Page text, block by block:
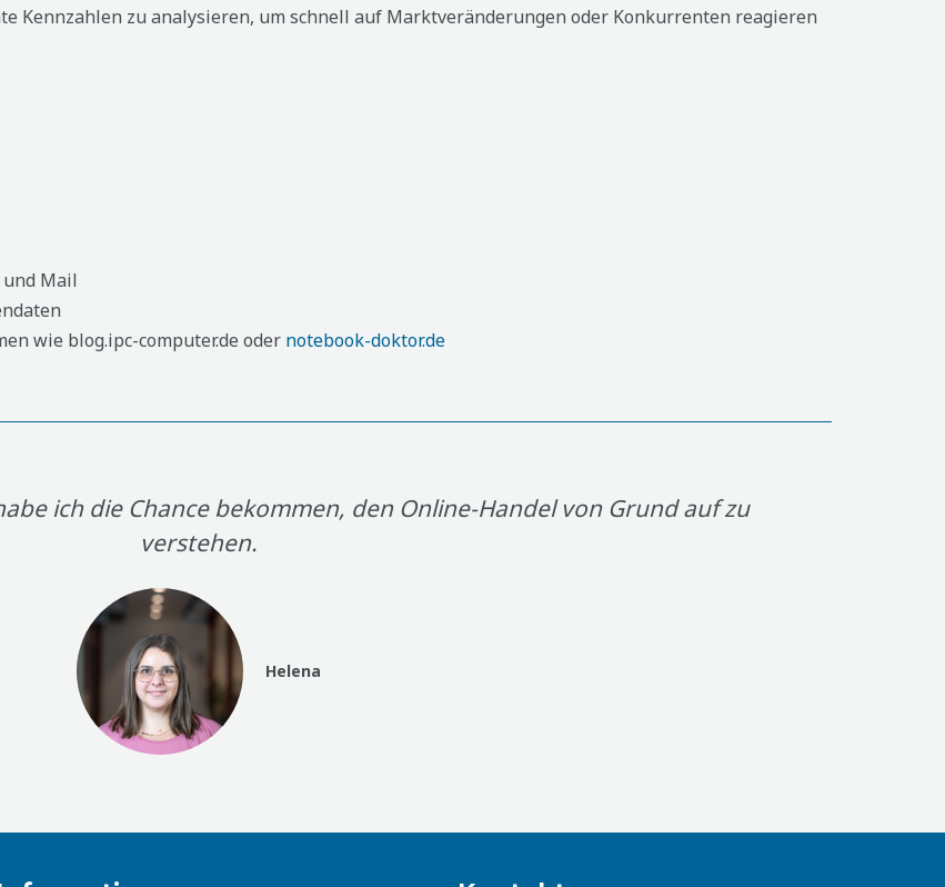
Kennzahlen zu analysieren, um schnell auf Marktveränderungen oder Konkurrenten reagieren
und Mail
wie blog.ipc-computer.de oder notebook-doktor.de
ich die Chance bekommen, den Online-Handel von Grund auf zu
verstehen.
Helena